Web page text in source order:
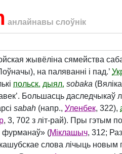
анлайнавы слоўнік
жывёліна сямейства
на паляванні і пад.’
польск. дыял. sobaka
Большасць даследчыкаў
sabah (напр., Уленбек, 322),
, 3, 702 з літ-рай). Пры гэтым
фурманаў» (Міклашыч, 312;
слова лічыць